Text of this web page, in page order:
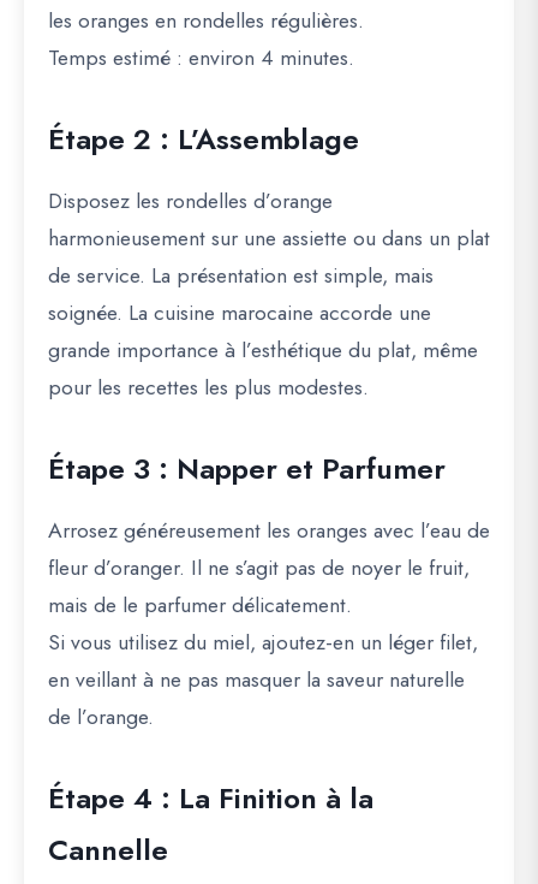
les oranges en rondelles régulières.
Temps estimé : environ 4 minutes.
Étape 2 : L’Assemblage
Disposez les rondelles d’orange
harmonieusement sur une assiette ou dans un plat
de service. La présentation est simple, mais
soignée. La cuisine marocaine accorde une
grande importance à l’esthétique du plat, même
pour les recettes les plus modestes.
Étape 3 : Napper et Parfumer
Arrosez généreusement les oranges avec l’eau de
fleur d’oranger. Il ne s’agit pas de noyer le fruit,
mais de le parfumer délicatement.
Si vous utilisez du miel, ajoutez-en un léger filet,
en veillant à ne pas masquer la saveur naturelle
de l’orange.
Étape 4 : La Finition à la
Cannelle